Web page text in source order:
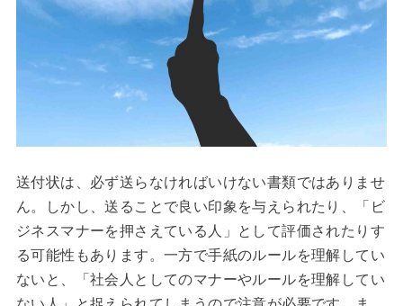
送付状は、必ず送らなければいけない書類ではありませ
ん。しかし、送ることで良い印象を与えられたり、「ビ
ジネスマナーを押さえている人」として評価されたりす
る可能性もあります。一方で手紙のルールを理解してい
ないと、「社会人としてのマナーやルールを理解してい